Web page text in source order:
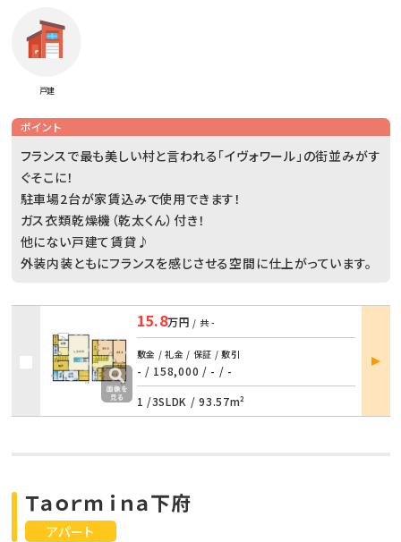
戸建
ポイント
フランスで最も美しい村と言われる「イヴォワール」の街並みがす
ぐそこに！
駐車場2台が家賃込みで使用できます！
ガス衣類乾燥機（乾太くん）付き！
他にない戸建て賃貸♪
外装内装ともにフランスを感じさせる空間に仕上がっています。
15.8万円 / 共-
敷金 / 礼金 / 保証 / 敷引
- / 158,000 / - / -
1 /3SLDK /93.57m²
部屋
詳細
アパート
Ｔａｏｒｍｉｎａ下府